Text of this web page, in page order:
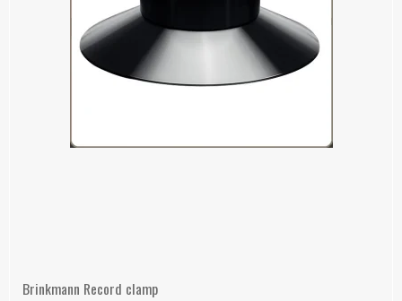
Brinkmann Record clamp